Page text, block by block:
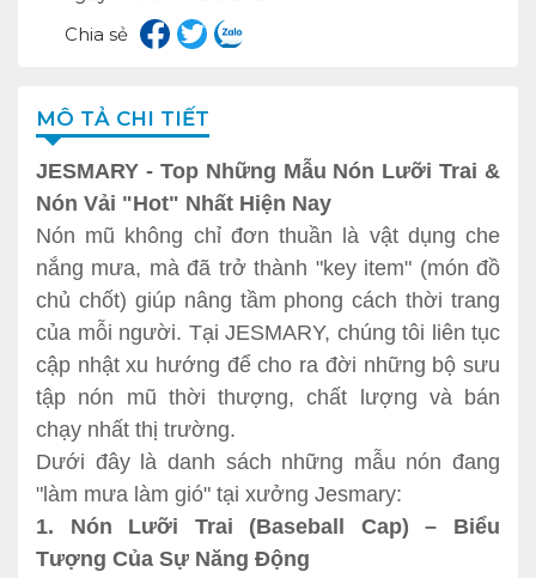
Chia sẻ
MÔ TẢ CHI TIẾT
JESMARY - Top Những Mẫu Nón Lưỡi Trai &
Nón Vải "Hot" Nhất Hiện Nay
Nón mũ không chỉ đơn thuần là vật dụng che
nắng mưa, mà đã trở thành "key item" (món đồ
chủ chốt) giúp nâng tầm phong cách thời trang
của mỗi người. Tại JESMARY, chúng tôi liên tục
cập nhật xu hướng để cho ra đời những bộ sưu
tập nón mũ thời thượng, chất lượng và bán
chạy nhất thị trường.
Dưới đây là danh sách những mẫu nón đang
"làm mưa làm gió" tại xưởng Jesmary:
1. Nón Lưỡi Trai (Baseball Cap) – Biểu
Tượng Của Sự Năng Động